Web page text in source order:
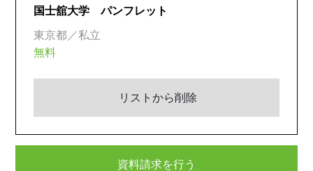
国士舘大学 パンフレット
東京都／私立
無料
リストから削除
資料請求を行う